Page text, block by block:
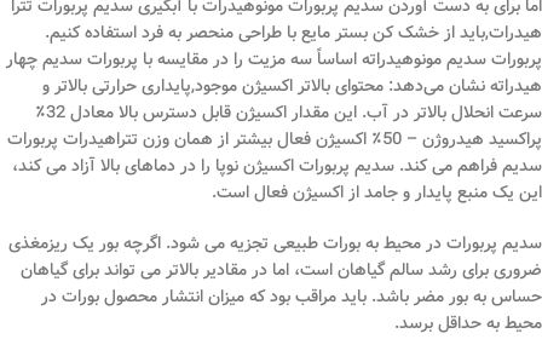
اما برای به دست آوردن سدیم پربورات مونوهیدرات با آبگیری سدیم پربورات تترا
هیدرات,باید از خشک کن بستر مایع با طراحی منحصر به فرد استفاده کنیم.
پربورات سدیم مونوهیدراته اساساً سه مزیت را در مقایسه با پربورات سدیم چهار
هیدراته نشان می‌دهد: محتوای بالاتر اکسیژن موجود,پایداری حرارتی بالاتر و
سرعت انحلال بالاتر در آب. این مقدار اکسیژن قابل دسترس بالا معادل 32٪
پراکسید هیدروژن – 50٪ اکسیژن فعال بیشتر از همان وزن تتراهیدرات پربورات
سدیم فراهم می کند. سدیم پربورات اکسیژن نوپا را در دماهای بالا آزاد می کند،
این یک منبع پایدار و جامد از اکسیژن فعال است.
سدیم پربورات در محیط به بورات طبیعی تجزیه می شود. اگرچه بور یک ریزمغذی
ضروری برای رشد سالم گیاهان است، اما در مقادیر بالاتر می تواند برای گیاهان
حساس به بور مضر باشد. باید مراقب بود که میزان انتشار محصول بورات در
محیط به حداقل برسد.